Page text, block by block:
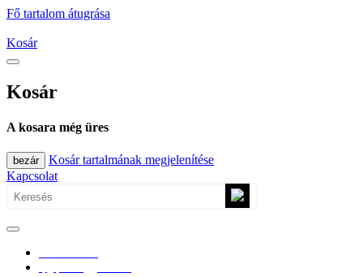
Fő tartalom átugrása
Kosár
Kosár
A kosara még üres
bezár
Kosár tartalmának megjelenítése
Kapcsolat